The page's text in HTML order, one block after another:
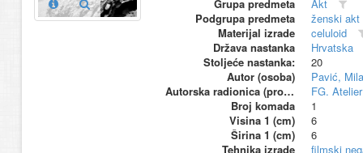
Grupa predmeta
Akt
Podgrupa predmeta
ženski akt
Materijal izrade
celuloid
Država nastanka
Hrvatska
Stoljeće nastanka:
20
Autor (osoba)
Pavić,
Autorska radionica (proizvođač)
FG.
Broj komada
1
Visina 1 (cm)
6
Širina 1 (cm)
6
Tehnika izrade
filmski